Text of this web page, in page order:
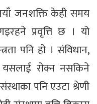
जनशक्ति केही समय
प्रवृत्ति छ । यो
पनि हो । संविधान,
रोक्न नसकिने
पनि एउटा श्रेणी